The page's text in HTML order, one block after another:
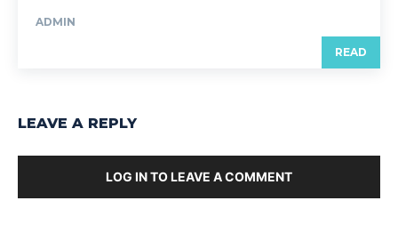
ADMIN
READ
LEAVE A REPLY
LOG IN TO LEAVE A COMMENT